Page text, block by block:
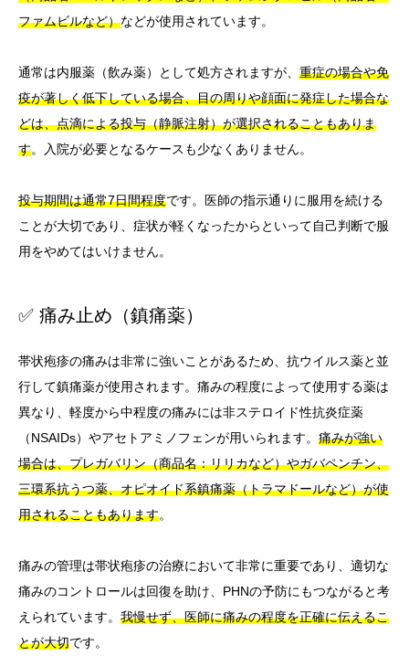
ファムビルなど）などが使用されています。
通常は内服薬（飲み薬）として処方されますが、 重症の場合や免
疫が著しく低下している場合、目の周りや顔面に発症した場合な
どは、点滴による投与（静脈注射）が選択されることもありま
す。入院が必要となるケースも少なくありません。
投与期間は通常7日間程度です。医師の指示通りに服用を続ける
ことが大切であり、症状が軽くなったからといって自己判断で服
用をやめてはいけません。
✅ 痛み止め（鎮痛薬）
帯状疱疹の痛みは非常に強いことがあるため、抗ウイルス薬と並
行して鎮痛薬が使用されます。痛みの程度によって使用する薬は
異なり、軽度から中程度の痛みには非ステロイド性抗炎症薬
（NSAIDs）やアセトアミノフェンが用いられます。 痛みが強い
場合は、プレガバリン（商品名：リリカなど）やガバペンチン、
三環系抗うつ薬、オピオイド系鎮痛薬（トラマドールなど）が使
用されることもあります。
痛みの管理は帯状疱疹の治療において非常に重要であり、適切な
痛みのコントロールは回復を助け、PHNの予防にもつながると考
えられています。 我慢せず、医師に痛みの程度を正確に伝えるこ
とが大切です。